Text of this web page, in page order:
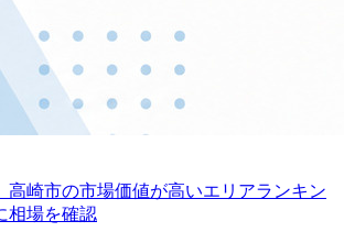
高崎市の市場価値が高いエリアランキン
相場を確認